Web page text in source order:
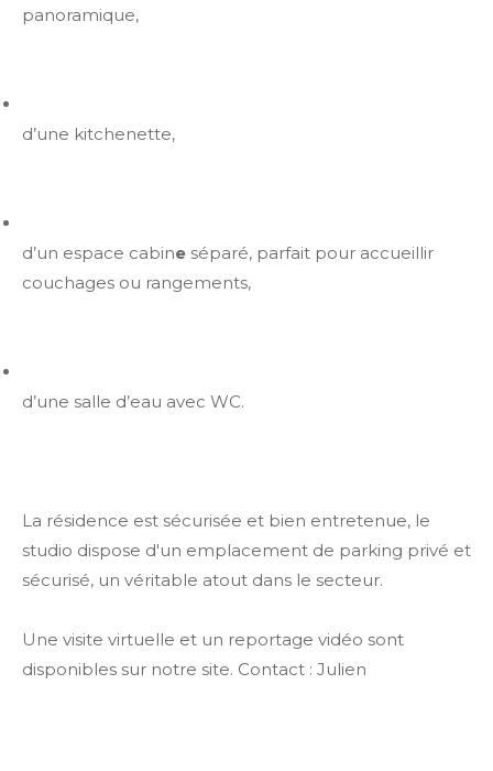
panoramique,
d’une kitchenette,
d’un espace cabine séparé, parfait pour accueillir
couchages ou rangements,
d’une salle d’eau avec WC.
La résidence est sécurisée et bien entretenue, le
studio dispose d'un emplacement de parking privé et
sécurisé, un véritable atout dans le secteur.
Une visite virtuelle et un reportage vidéo sont
disponibles sur notre site. Contact : Julien